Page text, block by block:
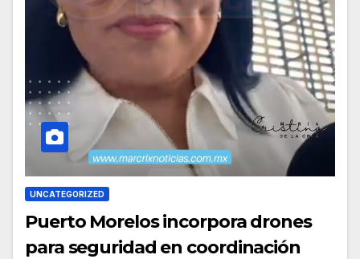
UNCATEGORIZED
Puerto Morelos incorpora drones
para seguridad en coordinación